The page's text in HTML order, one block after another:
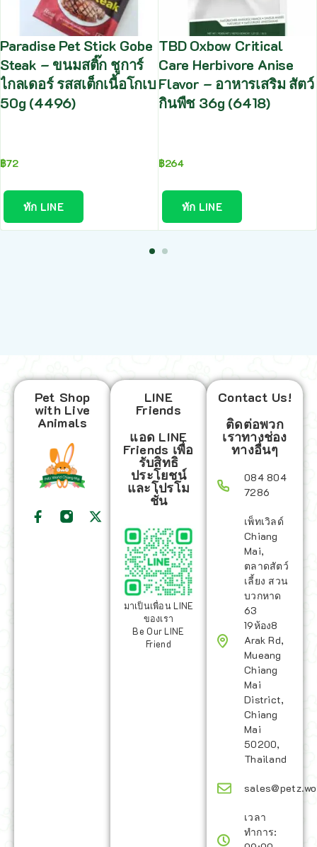
Paradise Pet Stick Gobe
Steak – ขนมสติ๊ก ชูการ์
ไกลเดอร์ รสสเต็กเนื้อโกเบ
50g (4496)
฿72
ทัก LINE
TBD Oxbow Critical
Care Herbivore Anise
Flavor – อาหารเสริม สัตว์
กินพืช 36g (6418)
฿264
ทัก LINE
Pet Shop
with Live
Animals
LINE
Friends
แอด LINE
Friends เพื่อ
รับสิทธิ
ประโยชน์
และโปรโม
ชั่น
มาเป็นเพื่อน LINE
ของเรา
Be Our LINE
Friend
Contact Us!
ติดต่อพวก
เราทางช่อง
ทางอื่นๆ
084 804
7286
เพ็ทเวิลด์
Chiang
Mai,
ตลาดสัตว์
เลี้ยง สวน
บวกหาด
63
19ห้อง8
Arak Rd,
Mueang
Chiang
Mai
District,
Chiang
Mai
50200,
Thailand
เวลา
ทำการ: